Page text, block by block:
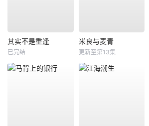
其实不是重逢
已完结
米良与麦青
更新至第13集